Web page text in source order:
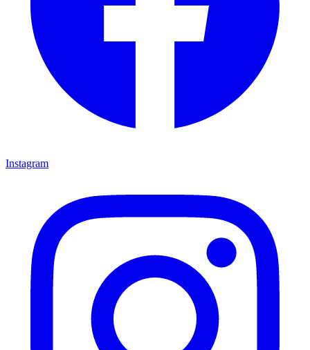
Instagram